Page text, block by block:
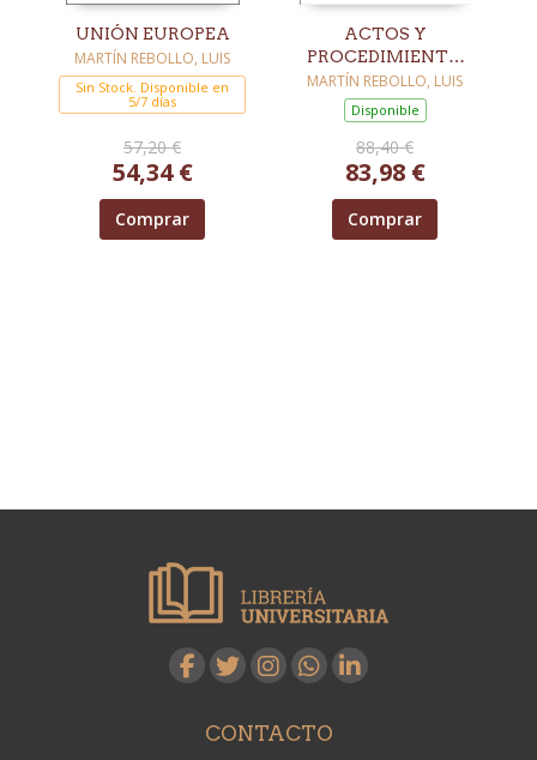
UNIÓN EUROPEA
MARTÍN REBOLLO, LUIS
Sin Stock. Disponible en
5/7 días
57,20 €
54,34 €
Comprar
ACTOS Y
PROCEDIMIENTO
ADMINISTRATIVO
MARTÍN REBOLLO, LUIS
Disponible
88,40 €
83,98 €
Comprar
CONTACTO